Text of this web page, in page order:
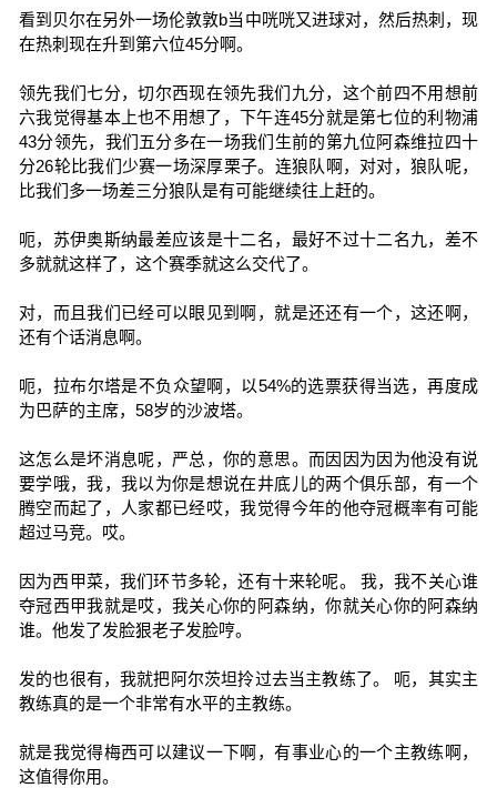
看到贝尔在另外一场伦敦敦b当中咣咣又进球对，然后热刺，现
在热刺现在升到第六位45分啊。
领先我们七分，切尔西现在领先我们九分，这个前四不用想前
六我觉得基本上也不用想了，下午连45分就是第七位的利物浦
43分领先，我们五分多在一场我们生前的第九位阿森维拉四十
分26轮比我们少赛一场深厚栗子。连狼队啊，对对，狼队呢，
比我们多一场差三分狼队是有可能继续往上赶的。
呃，苏伊奥斯纳最差应该是十二名，最好不过十二名九，差不
多就就这样了，这个赛季就这么交代了。
对，而且我们已经可以眼见到啊，就是还还有一个，这还啊，
还有个话消息啊。
呃，拉布尔塔是不负众望啊，以54%的选票获得当选，再度成
为巴萨的主席，58岁的沙波塔。
这怎么是坏消息呢，严总，你的意思。而因因为因为他没有说
要学哦，我，我以为你是想说在井底儿的两个俱乐部，有一个
腾空而起了，人家都已经哎，我觉得今年的他夺冠概率有可能
超过马竞。哎。
因为西甲菜，我们环节多轮，还有十来轮呢。 我，我不关心谁
夺冠西甲我就是哎，我关心你的阿森纳，你就关心你的阿森纳
谁。他发了发脸狠老子发脸哼。
发的也很有，我就把阿尔茨坦拎过去当主教练了。 呃，其实主
教练真的是一个非常有水平的主教练。
就是我觉得梅西可以建议一下啊，有事业心的一个主教练啊，
这值得你用。